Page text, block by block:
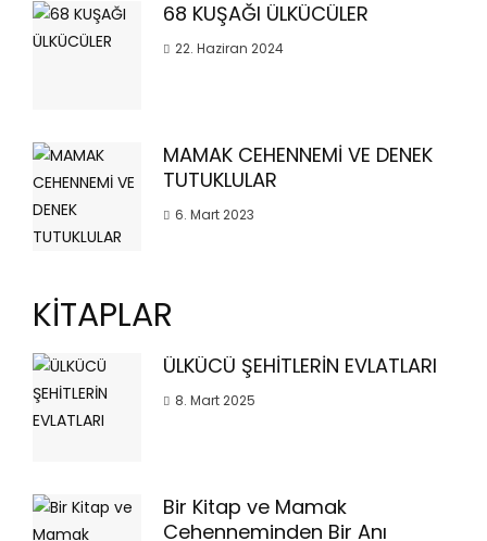
68 KUŞAĞI ÜLKÜCÜLER
22. Haziran 2024
MAMAK CEHENNEMİ VE DENEK
TUTUKLULAR
6. Mart 2023
KİTAPLAR
ÜLKÜCÜ ŞEHİTLERİN EVLATLARI
8. Mart 2025
Bir Kitap ve Mamak
Cehenneminden Bir Anı